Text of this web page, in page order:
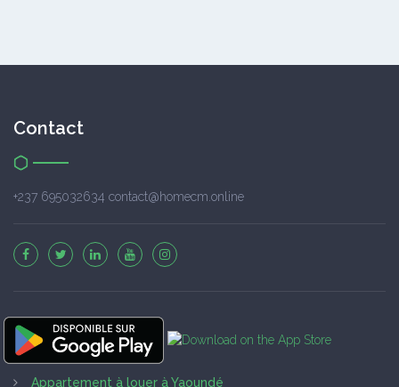
Contact
+237 695032634 contact@homecm.online
Appartement à louer à Yaoundé